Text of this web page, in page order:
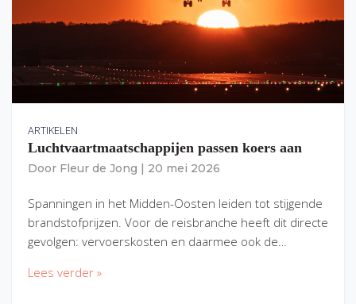
ARTIKELEN
Luchtvaartmaatschappijen passen koers aan
Door Fleur de Jong 20 mei 2026
Spanningen in het Midden-Oosten leiden tot stijgende
brandstofprijzen. Voor de reisbranche heeft dit directe
gevolgen: vervoerskosten en daarmee ook de…
Lees verder »